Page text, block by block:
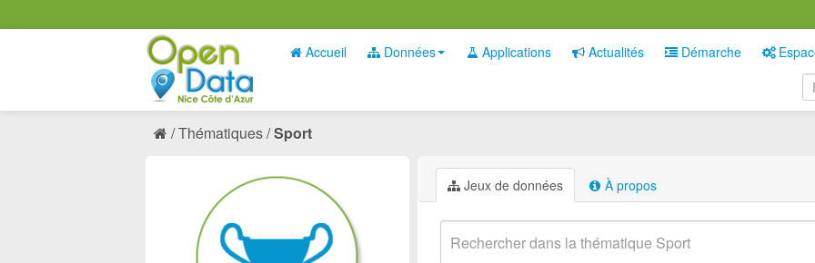
Accueil Données Applications Actualités Démarche
Thématiques Sport
Jeux de données À propos